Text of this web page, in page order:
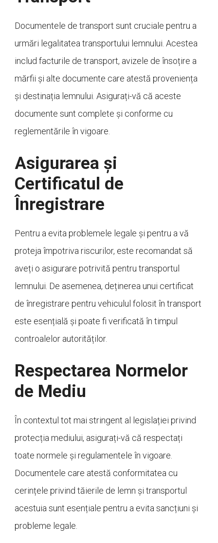
Documentele de transport sunt cruciale pentru a
urmări legalitatea transportului lemnului. Acestea
includ facturile de transport, avizele de însoțire a
mărfii și alte documente care atestă proveniența
și destinația lemnului. Asigurați-vă că aceste
documente sunt complete și conforme cu
reglementările în vigoare.
Asigurarea și
Certificatul de
Înregistrare
Pentru a evita problemele legale și pentru a vă
proteja împotriva riscurilor, este recomandat să
aveți o asigurare potrivită pentru transportul
lemnului. De asemenea, deținerea unui certificat
de înregistrare pentru vehiculul folosit în transport
este esențială și poate fi verificată în timpul
controalelor autorităților.
Respectarea Normelor
de Mediu
În contextul tot mai stringent al legislației privind
protecția mediului, asigurați-vă că respectați
toate normele și regulamentele în vigoare.
Documentele care atestă conformitatea cu
cerințele privind tăierile de lemn și transportul
acestuia sunt esențiale pentru a evita sancțiuni și
probleme legale.